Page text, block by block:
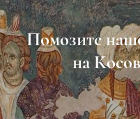
Помозите
на